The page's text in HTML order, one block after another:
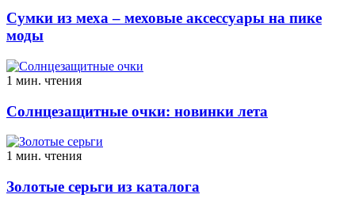
Сумки из меха – меховые аксессуары на пике
моды
1 мин. чтения
Солнцезащитные очки: новинки лета
1 мин. чтения
Золотые серьги из каталога